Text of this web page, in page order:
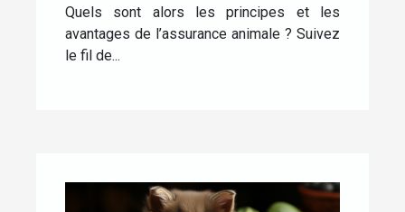
Quels sont alors les principes et les
avantages de l’assurance animale ? Suivez
le fil de...